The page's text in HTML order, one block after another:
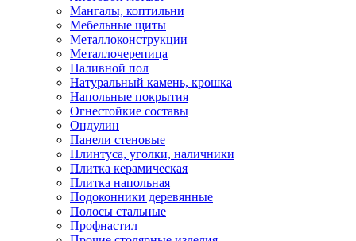
Мангалы, коптильни
Мебельные щиты
Металлоконструкции
Металлочерепица
Наливной пол
Натуральный камень, крошка
Напольные покрытия
Огнестойкие составы
Ондулин
Панели стеновые
Плинтуса, уголки, наличники
Плитка керамическая
Плитка напольная
Подоконники деревянные
Полосы стальные
Профнастил